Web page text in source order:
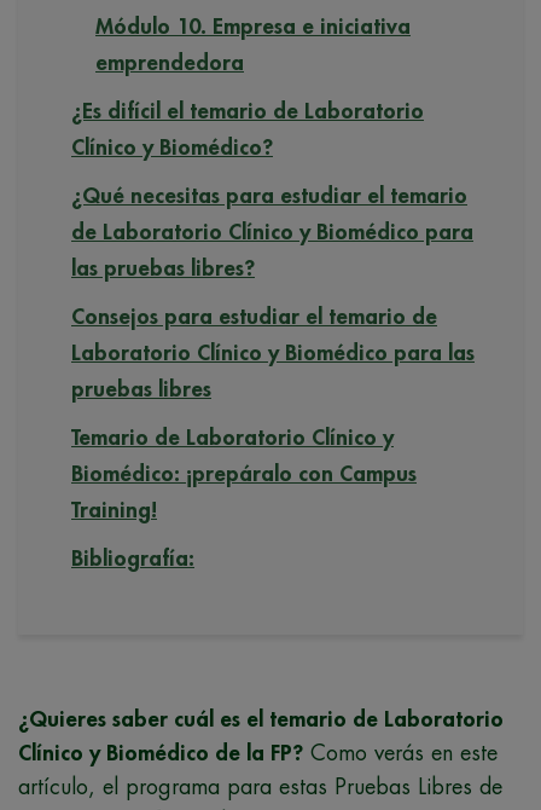
Módulo 10. Empresa e iniciativa
emprendedora
¿Es difícil el temario de Laboratorio
Clínico y Biomédico?
¿Qué necesitas para estudiar el temario
de Laboratorio Clínico y Biomédico para
las pruebas libres?
Consejos para estudiar el temario de
Laboratorio Clínico y Biomédico para las
pruebas libres
Temario de Laboratorio Clínico y
Biomédico: ¡prepáralo con Campus
Training!
Bibliografía:
¿Quieres saber cuál es el temario de Laboratorio
Clínico y Biomédico de la FP? Como verás en este
artículo, el programa para estas Pruebas Libres de